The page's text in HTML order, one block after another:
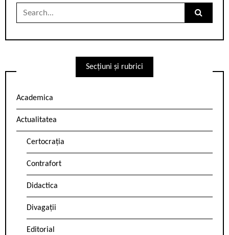
Search
Secțiuni și rubrici
Academica
Actualitatea
Certocrația
Contrafort
Didactica
Divagații
Editorial